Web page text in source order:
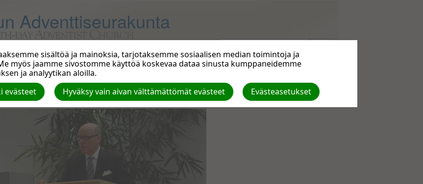
Adventtiseurakunta
| Luoja: M. H. | Koko (Mt): 2.96 |Lataa| KATSELUA: 0
»
sisältöä ja mainoksia, tarjotaksemme sosiaalisen median toimintoja ja
myös jaamme sivostomme käyttöä koskevaa dataa sinusta kumppaneidemme
ja analyytikan aloilla.
Evästeasetukset
Hyväksy vain aivan välttämättömät evästeet
evästeet